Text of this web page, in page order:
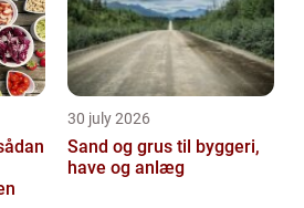
30 july 2026
Sand og grus til byggeri,
have og anlæg